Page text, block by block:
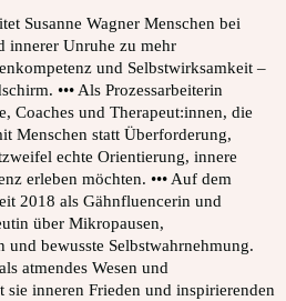
Susanne Wagner Menschen bei
innerer Unruhe zu mehr
und Selbstwirksamkeit –
••• Als Prozessarbeiterin
Coaches und Therapeut:innen, die
Menschen statt Überforderung,
echte Orientierung, innere
erleben möchten. ••• Auf dem
2018 als Gähnfluencerin und
über Mikropausen,
und bewusste Selbstwahrnehmung.
atmendes Wesen und
inneren Frieden und inspirierenden